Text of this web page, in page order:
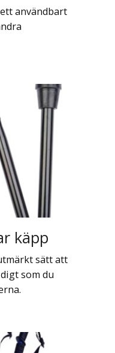
användbart
käpp
sätt att
som du